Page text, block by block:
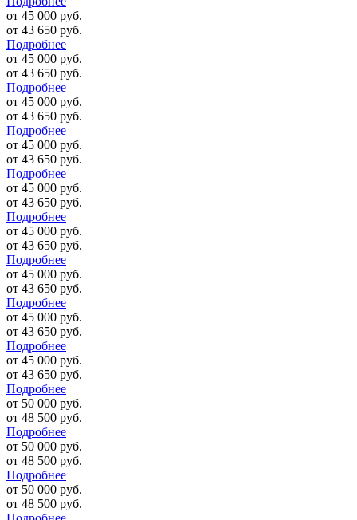
от 45 000 руб.
от 43 650 руб.
Подробнее
от 45 000 руб.
от 43 650 руб.
Подробнее
от 45 000 руб.
от 43 650 руб.
Подробнее
от 45 000 руб.
от 43 650 руб.
Подробнее
от 45 000 руб.
от 43 650 руб.
Подробнее
от 45 000 руб.
от 43 650 руб.
Подробнее
от 45 000 руб.
от 43 650 руб.
Подробнее
от 45 000 руб.
от 43 650 руб.
Подробнее
от 45 000 руб.
от 43 650 руб.
Подробнее
от 50 000 руб.
от 48 500 руб.
Подробнее
от 50 000 руб.
от 48 500 руб.
Подробнее
от 50 000 руб.
от 48 500 руб.